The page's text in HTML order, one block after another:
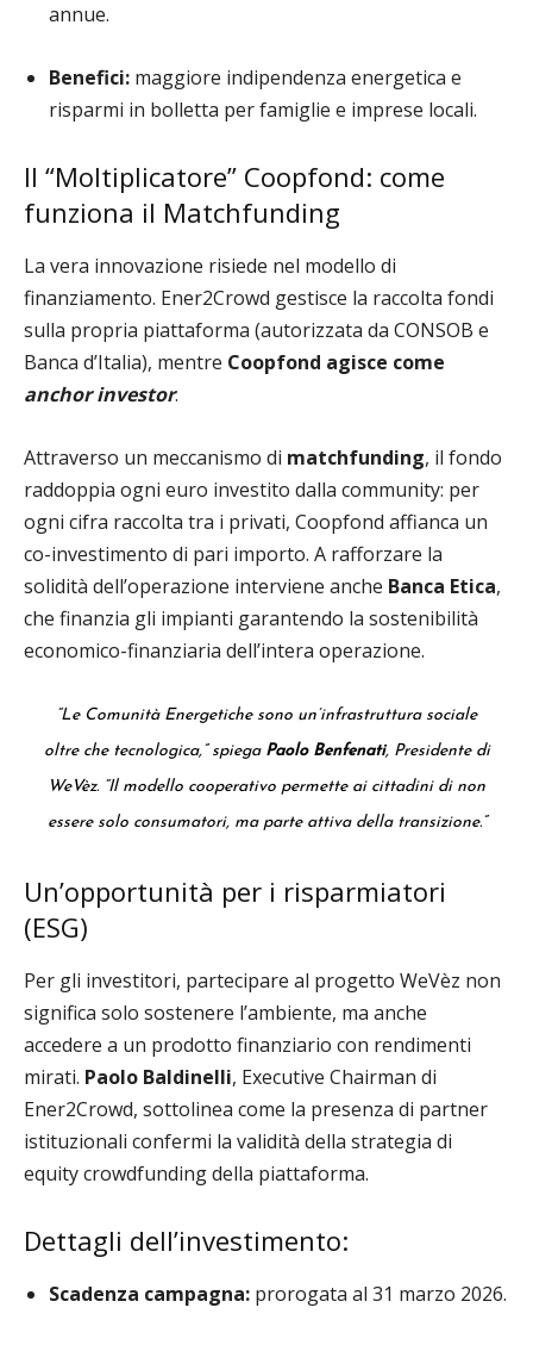
annue.
Benefici: maggiore indipendenza energetica e
risparmi in bolletta per famiglie e imprese locali.
Il “Moltiplicatore” Coopfond: come
funziona il Matchfunding
La vera innovazione risiede nel modello di
finanziamento. Ener2Crowd gestisce la raccolta fondi
sulla propria piattaforma (autorizzata da CONSOB e
Banca d’Italia), mentre Coopfond agisce come
anchor investor.
Attraverso un meccanismo di matchfunding, il fondo
raddoppia ogni euro investito dalla community: per
ogni cifra raccolta tra i privati, Coopfond affianca un
co-investimento di pari importo. A rafforzare la
solidità dell’operazione interviene anche Banca Etica,
che finanzia gli impianti garantendo la sostenibilità
economico-finanziaria dell’intera operazione.
“Le Comunità Energetiche sono un’infrastruttura sociale
oltre che tecnologica,”spiega Paolo Benfenati, Presidente di
WeVèz. “Il modello cooperativo permette ai cittadini di non
essere solo consumatori, ma parte attiva della transizione.”
Un’opportunità per i risparmiatori
(ESG)
Per gli investitori, partecipare al progetto WeVèz non
significa solo sostenere l’ambiente, ma anche
accedere a un prodotto finanziario con rendimenti
mirati. Paolo Baldinelli, Executive Chairman di
Ener2Crowd, sottolinea come la presenza di partner
istituzionali confermi la validità della strategia di
equity crowdfunding della piattaforma.
Dettagli dell’investimento:
Scadenza campagna: prorogata al 31 marzo 2026.